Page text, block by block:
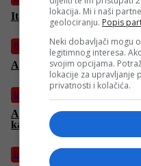
Italija protiv Zmajeva bez
BiH
Alen Pilav je novi direktor
Izdvojeno
Australija najavljuje
kada i kako”
Izdvojeno
lokacija. Mi i naši
geolociranju. Popis
Neki dobavljači mogu
legitimnog interesa.
svojim opcijama.
lokacije za upravljanje
privatnosti i kolačića.